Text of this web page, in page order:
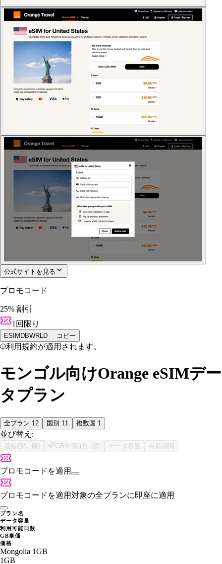
公式サイトを見る
プロモコード
25% 割引
1回限り
ESIMDBWRLD コピー
利用規約が適用されます。
モンゴル向けOrange eSIMデー
タプラン
全プラン 12 国別 11 複数国 1
並び替え:
価格(安い順) GB単価(低い順) データ容量 有効期間
プロモコードを適用
プロモコードを適用対象の全プランに即座に適用
プラン名
データ容量
利用可能日数
GB単価
価格
Mongolia 1GB
1GB